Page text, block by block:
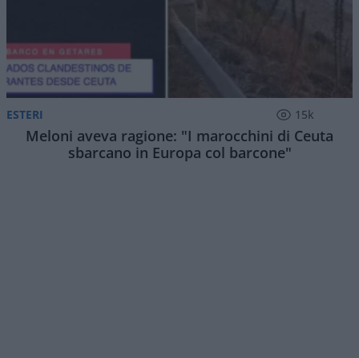
ESTERI 15k
Meloni aveva ragione: "I marocchini di Ceuta
sbarcano in Europa col barcone"